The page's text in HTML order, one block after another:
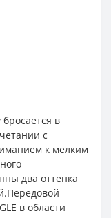
в
с
к мелким
два оттенка
в области